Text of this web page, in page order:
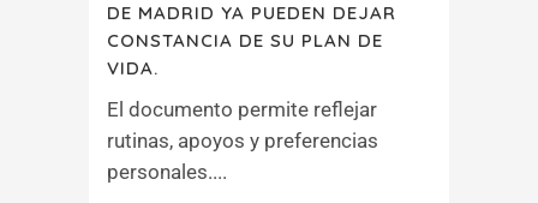
DE MADRID YA PUEDEN DEJAR
CONSTANCIA DE SU PLAN DE
VIDA.
El documento permite reflejar
rutinas, apoyos y preferencias
personales....